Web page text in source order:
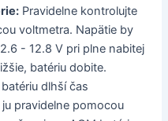
Pravidelne kontrolujte
voltmetra. Napätie by
- 12.8 V pri plne nabitej
batériu dobite.
dlhší čas
pravidelne pomocou